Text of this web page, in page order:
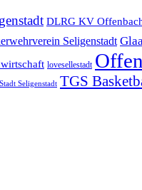
DLRG KV
Seligenstadt
lovesellestadt
Stadt Seligenstadt TGS